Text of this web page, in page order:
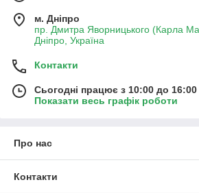
м. Дніпро
пр. Дмитра Яворницького (Карла
Дніпро, Україна
Контакти
Сьогодні працює з 10:00 до 16:00
Показати весь графік роботи
Про нас
Контакти